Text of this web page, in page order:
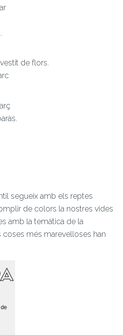
de flors.
segueix amb els reptes
de colors la nostres vides
amb la temàtica de la
coses més marevelloses han